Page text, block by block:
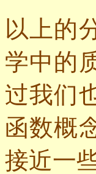
以上的
学中的
过我们
函数概
接近一